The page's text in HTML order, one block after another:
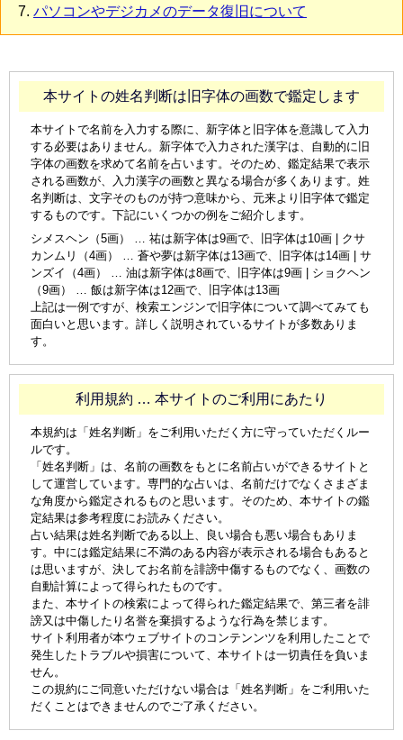
パソコンやデジカメのデータ復旧について
本サイトの姓名判断は旧字体の画数で鑑定します
本サイトで名前を入力する際に、新字体と旧字体を意識して入力
する必要はありません。新字体で入力された漢字は、自動的に旧
字体の画数を求めて名前を占います。そのため、鑑定結果で表示
される画数が、入力漢字の画数と異なる場合が多くあります。姓
名判断は、文字そのものが持つ意味から、元来より旧字体で鑑定
するものです。下記にいくつかの例をご紹介します。
シメスヘン（5画） … 祐は新字体は9画で、旧字体は10画 | クサ
カンムリ（4画） … 蒼や夢は新字体は13画で、旧字体は14画 | サ
ンズイ（4画） … 油は新字体は8画で、旧字体は9画 | ショクヘン
（9画） … 飯は新字体は12画で、旧字体は13画
上記は一例ですが、検索エンジンで旧字体について調べてみても
面白いと思います。詳しく説明されているサイトが多数ありま
す。
利用規約 … 本サイトのご利用にあたり
本規約は「姓名判断」をご利用いただく方に守っていただくルー
ルです。
「姓名判断」は、名前の画数をもとに名前占いができるサイトと
して運営しています。専門的な占いは、名前だけでなくさまざま
な角度から鑑定されるものと思います。そのため、本サイトの鑑
定結果は参考程度にお読みください。
占い結果は姓名判断である以上、良い場合も悪い場合もありま
す。中には鑑定結果に不満のある内容が表示される場合もあると
は思いますが、決してお名前を誹謗中傷するものでなく、画数の
自動計算によって得られたものです。
また、本サイトの検索によって得られた鑑定結果で、第三者を誹
謗又は中傷したり名誉を棄損するような行為を禁じます。
サイト利用者が本ウェブサイトのコンテンンツを利用したことで
発生したトラブルや損害について、本サイトは一切責任を負いま
せん。
この規約にご同意いただけない場合は「姓名判断」をご利用いた
だくことはできませんのでご了承ください。